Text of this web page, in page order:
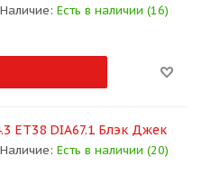
Наличие: Есть в наличии (16)
ET38 DIA67.1 Блэк Джек
Наличие: Есть в наличии (20)